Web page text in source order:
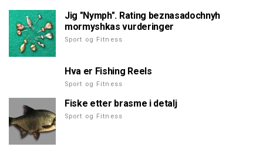
Jig "Nymph". Rating beznasadochnyh
mormyshkas vurderinger
Sport og Fitness
Hva er Fishing Reels
Sport og Fitness
Fiske etter brasme i detalj
Sport og Fitness